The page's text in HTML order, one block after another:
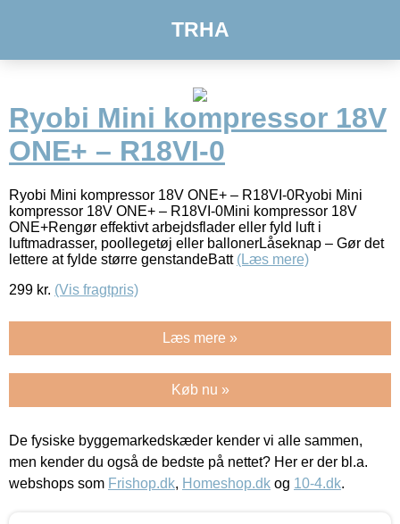
TRHA
Ryobi Mini kompressor 18V
ONE+ – R18VI-0
Ryobi Mini kompressor 18V ONE+ – R18VI-0Ryobi Mini
kompressor 18V ONE+ – R18VI-0Mini kompressor 18V
ONE+Rengør effektivt arbejdsflader eller fyld luft i
luftmadrasser, poollegetøj eller ballonerLåseknap – Gør det
lettere at fylde større genstandeBatt (Læs mere)
299 kr. (Vis fragtpris)
Læs mere »
Køb nu »
De fysiske byggemarkedskæder kender vi alle sammen,
men kender du også de bedste på nettet? Her er der bl.a.
webshops som Frishop.dk, Homeshop.dk og 10-4.dk.